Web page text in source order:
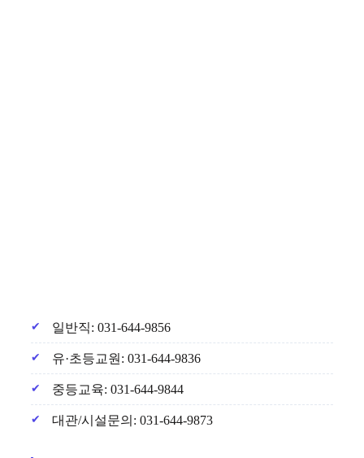
일반직: 031-644-9856
유·초등교원: 031-644-9836
중등교육: 031-644-9844
대관/시설문의: 031-644-9873